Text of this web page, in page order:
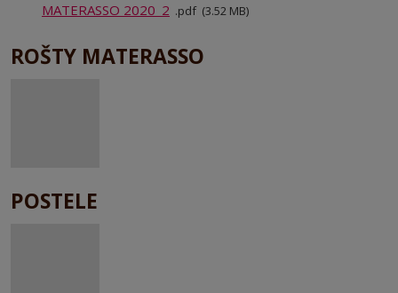
MATERASSO 2020_2 pdf 3.52 MB
ROŠTY MATERASSO
POSTELE